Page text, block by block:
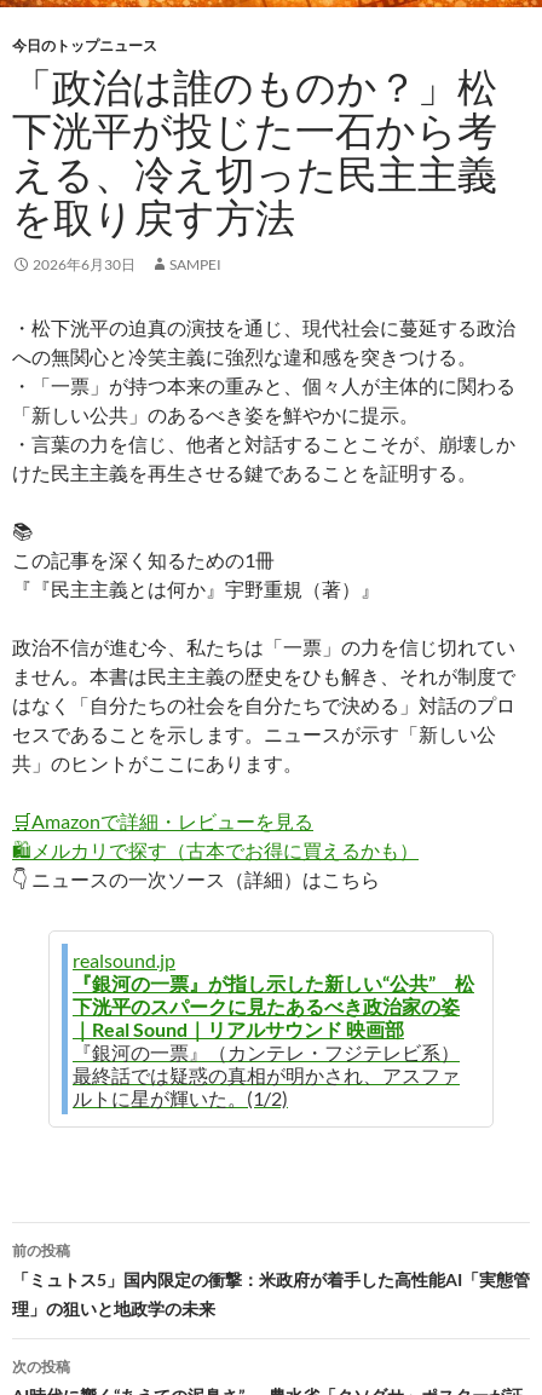
今日のトップニュース
「政治は誰のものか？」松
下洸平が投じた一石から考
える、冷え切った民主主義
を取り戻す方法
2026年6月30日 SAMPEI
・松下洸平の迫真の演技を通じ、現代社会に蔓延する政治
への無関心と冷笑主義に強烈な違和感を突きつける。
・「一票」が持つ本来の重みと、個々人が主体的に関わる
「新しい公共」のあるべき姿を鮮やかに提示。
・言葉の力を信じ、他者と対話することこそが、崩壊しか
けた民主主義を再生させる鍵であることを証明する。
📚
この記事を深く知るための1冊
『『民主主義とは何か』宇野重規（著）』
政治不信が進む今、私たちは「一票」の力を信じ切れてい
ません。本書は民主主義の歴史をひも解き、それが制度で
はなく「自分たちの社会を自分たちで決める」対話のプロ
セスであることを示します。ニュースが示す「新しい公
共」のヒントがここにあります。
🛒Amazonで詳細・レビューを見る
🛍️ メルカリで探す（古本でお得に買えるかも）
👇 ニュースの一次ソース（詳細）はこちら
realsound.jp
『銀河の一票』が指し示した新しい“公共” 松
下洸平のスパークに見たあるべき政治家の姿
｜Real Sound｜リアルサウンド 映画部
『銀河の一票』（カンテレ・フジテレビ系）
最終話では疑惑の真相が明かされ、アスファ
ルトに星が輝いた。(1/2)
投
稿
ナ
ビ
前の投稿
「ミュトス5」国内限定の衝撃：米政府が着手した高性能AI「実態管
理」の狙いと地政学の未来
次の投稿